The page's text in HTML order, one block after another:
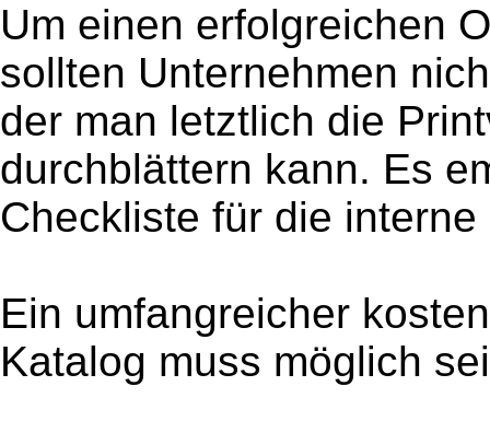
Um einen erfolgreichen
sollten Unternehmen
der man letztlich die
durchblättern kann. Es
Checkliste für die
Ein umfangreicher
Katalog muss möglich